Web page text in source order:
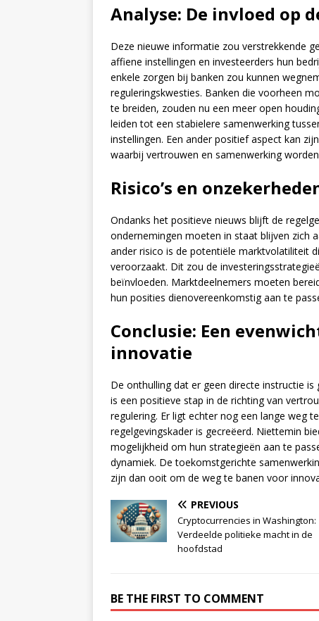
Analyse: De invloed op
Deze nieuwe informatie zou verstrekkende
affiene instellingen en investeerders hun
enkele zorgen bij banken zou kunnen
reguleringskwesties. Banken die voorheen
te breiden, zouden nu een meer open
leiden tot een stabielere samenwerking
instellingen. Een ander positief aspect kan
waarbij vertrouwen en samenwerking
Risico’s en
Ondanks het positieve nieuws blijft de
ondernemingen moeten in staat blijven zich
ander risico is de potentiële marktvolatiliteit
veroorzaakt. Dit zou de
beïnvloeden. Marktdeelnemers moeten
hun posities dienovereenkomstig aan te
Conclusie: Een
innovatie
De onthulling dat er geen directe instructie
is een positieve stap in de richting van
regulering. Er ligt echter nog een lange weg
regelgevingskader is gecreëerd. Niettemin
mogelijkheid om hun strategieën aan te
dynamiek. De toekomstgerichte
zijn dan ooit om de weg te banen voor
PREVIOUS
Cryptocurrencies in Washington:
Verdeelde politieke macht in de
hoofdstad
BE THE FIRST TO COMMENT